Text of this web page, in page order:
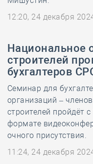
12:20, 24 декабря
Национальное
строителей
бухгалтеров
Семинар для
организаций –
строителей пройдёт
формате
очного присутствия.
11:24, 24 декабря